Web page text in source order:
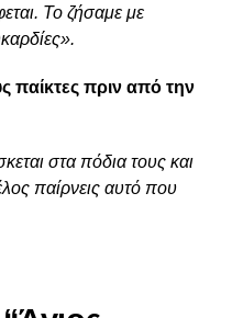
Το ζήσαμε με
παίκτες πριν από την
στα πόδια τους και
παίρνεις αυτό που